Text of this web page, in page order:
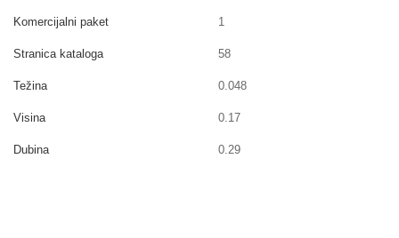
Komercijalni paket 1
Stranica kataloga 58
Težina 0.048
Visina 0.17
Dubina 0.29